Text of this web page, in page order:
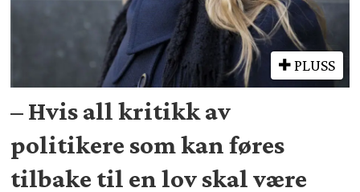
PLUSS
– Hvis all kritikk av
politikere som kan føres
tilbake til en lov skal være